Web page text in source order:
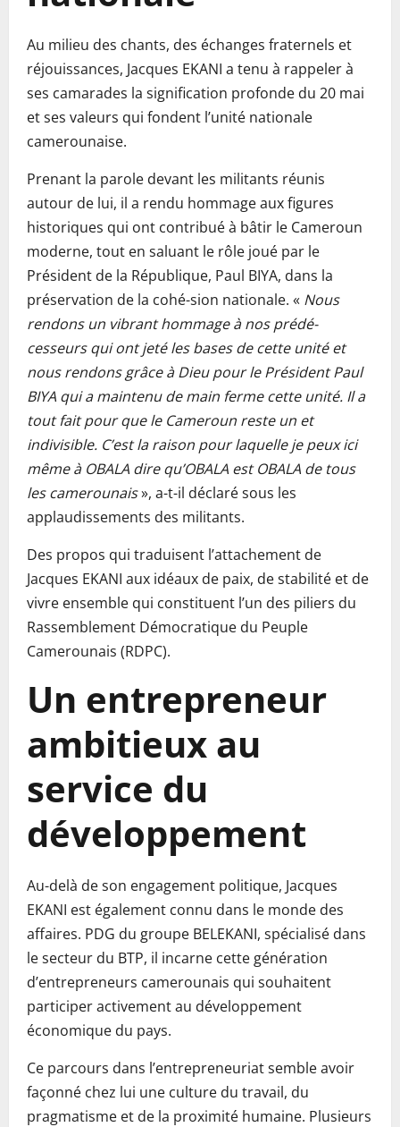
Au milieu des chants, des échanges fraternels et
réjouissances, Jacques EKANI a tenu à rappeler à
ses camarades la signification profonde du 20 mai
et ses valeurs qui fondent l’unité nationale
camerounaise.
Prenant la parole devant les militants réunis
autour de lui, il a rendu hommage aux figures
historiques qui ont contribué à bâtir le Cameroun
moderne, tout en saluant le rôle joué par le
Président de la République, Paul BIYA, dans la
préservation de la cohé-sion nationale. « Nous
rendons un vibrant hommage à nos prédé-
cesseurs qui ont jeté les bases de cette unité et
nous rendons grâce à Dieu pour le Président Paul
BIYA qui a maintenu de main ferme cette unité. Il a
tout fait pour que le Cameroun reste un et
indivisible. C’est la raison pour laquelle je peux ici
même à OBALA dire qu’OBALA est OBALA de tous
les camerounais», a-t-il déclaré sous les
applaudissements des militants.
Des propos qui traduisent l’attachement de
Jacques EKANI aux idéaux de paix, de stabilité et de
vivre ensemble qui constituent l’un des piliers du
Rassemblement Démocratique du Peuple
Camerounais (RDPC).
Un entrepreneur
ambitieux au
service du
développement
Au-delà de son engagement politique, Jacques
EKANI est également connu dans le monde des
affaires. PDG du groupe BELEKANI, spécialisé dans
le secteur du BTP, il incarne cette génération
d’entrepreneurs camerounais qui souhaitent
participer activement au développement
économique du pays.
Ce parcours dans l’entrepreneuriat semble avoir
façonné chez lui une culture du travail, du
pragmatisme et de la proximité humaine. Plusieurs